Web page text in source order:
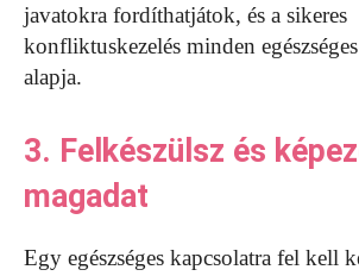
javatokra fordíthatjátok, és a sikeres
konfliktuskezelés minden
alapja.
3. Felkészülsz és
magadat
Egy egészséges kapcsolatra fel kell